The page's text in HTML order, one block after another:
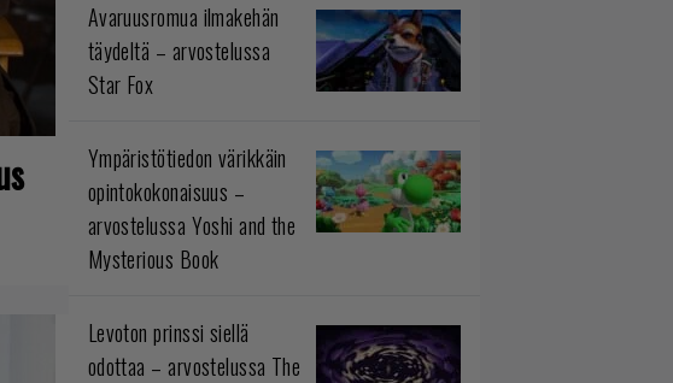
Avaruusromua ilmakehän
täydeltä – arvostelussa
Star Fox
Ympäristötiedon värikkäin
opintokokonaisuus –
arvostelussa Yoshi and the
Mysterious Book
Levoton prinssi siellä
odottaa – arvostelussa The